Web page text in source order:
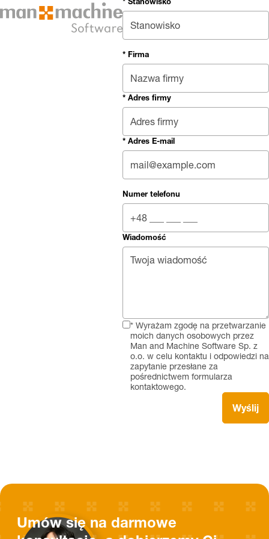
* Firma
* Adres firmy
* Adres E-mail
Numer telefonu
Wiadomość
* Wyrażam zgodę na przetwarzanie
moich danych osobowych przez
Man and Machine Software Sp. z
o.o. w celu kontaktu i odpowiedzi na
zapytanie przesłane za
pośrednictwem formularza
kontaktowego.
Umów się na darmowe